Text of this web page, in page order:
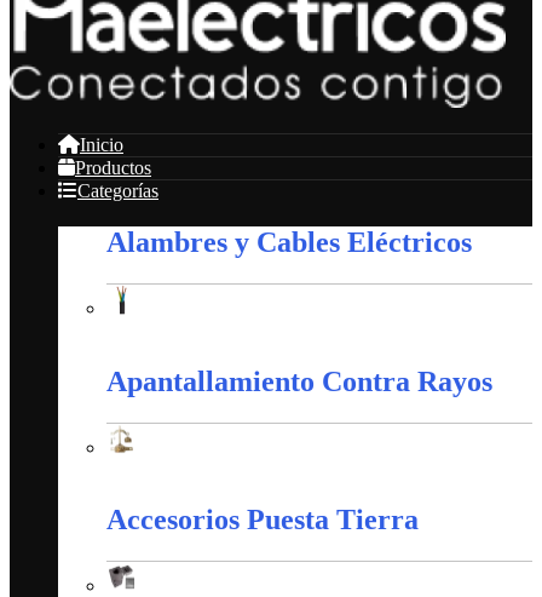
Inicio
Productos
Categorías
Alambres y Cables Eléctricos
Apantallamiento Contra Rayos
Accesorios Puesta Tierra